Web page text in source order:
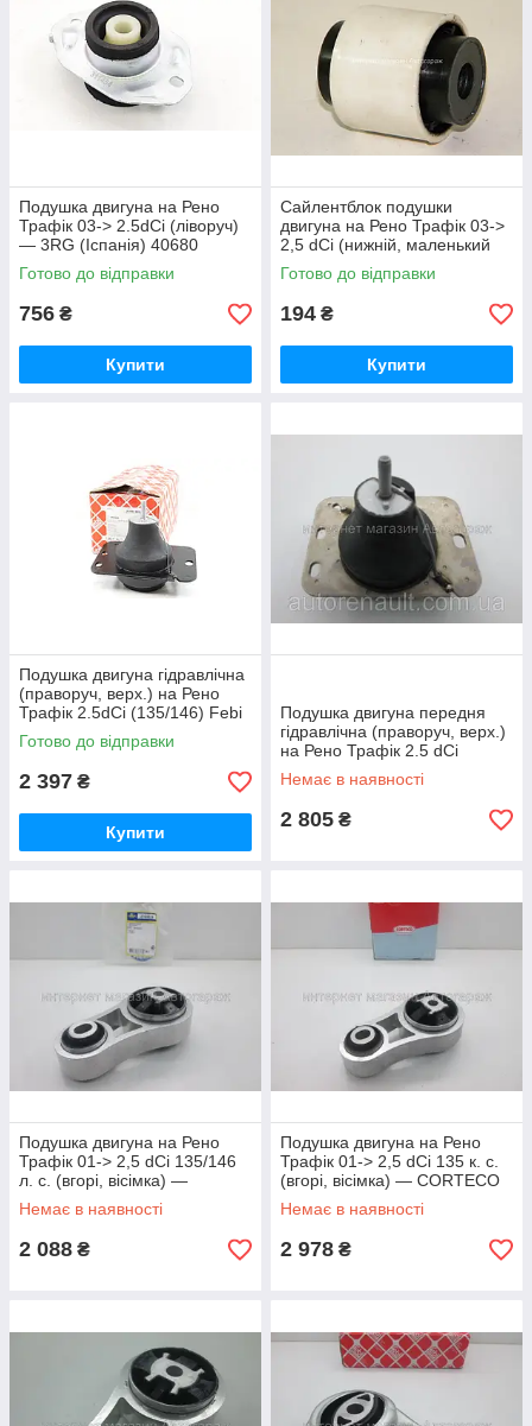
Подушка двигуна на Рено
Трафік 03-> 2.5dCi (ліворуч)
— 3RG (Іспанія) 40680
Готово до відправки
756 ₴
Купити
Сайлентблок подушки
двигуна на Рено Трафік 03->
2,5 dCi (нижній, маленький
135/146л.с.) BELGUM -
BG1810
Готово до відправки
194 ₴
Купити
Подушка двигуна гідравлічна
(праворуч, верх.) на Рено
Трафік 2.5dCi (135/146) Febi
Bilstein — 175249
Готово до відправки
2 397 ₴
Купити
Подушка двигуна передня
гідравлічна (праворуч, верх.)
на Рено Трафік 2.5 dCi
(135/146) - Renault
8200411257
Немає в наявності
2 805 ₴
Подушка двигуна на Рено
Трафік 01-> 2,5 dCi 135/146
л. с. (вгорі, вісімка) —
SASIC(Франція) -
SAS2704016
Немає в наявності
2 088 ₴
Подушка двигуна на Рено
Трафік 01-> 2,5 dCi 135 к. с.
(вгорі, вісімка) — CORTECO
(Італія) - 80001851
Немає в наявності
2 978 ₴